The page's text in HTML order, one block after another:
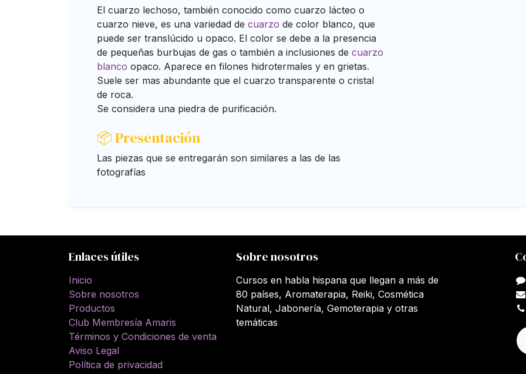
El cuarzo lechoso, también conocido como cuarzo lácteo o
cuarzo nieve, es una variedad de cuarzo de color blanco, que
puede ser translúcido u opaco. El color se debe a la presencia
de pequeñas burbujas de gas o también a inclusiones de cuarzo
blanco opaco. Aparece en filones hidrotermales y en grietas.
Suele ser mas abundante que el cuarzo transparente o cristal
de roca.
Se considera una piedra de purificación.
📦 Presentación
Las piezas que se entregarán son similares a las de las
fotografías
Enlaces útiles
Inicio
Sobre nosotros
Productos
Club Membresía Amaris
Términos y Condiciones de venta
Aviso Legal
Política de privacidad
Sobre nosotros
Cursos en habla hispana que llegan a más de
80 países, Aromaterapia, Reiki, Cosmética
Natural, Jabonería, Gemoterapia y otras
temáticas